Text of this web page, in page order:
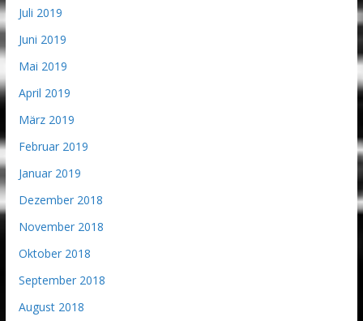
Juli 2019
Juni 2019
Mai 2019
April 2019
März 2019
Februar 2019
Januar 2019
Dezember 2018
November 2018
Oktober 2018
September 2018
August 2018